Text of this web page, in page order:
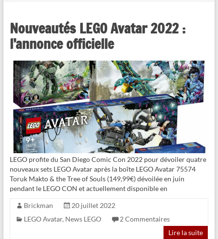
Nouveautés LEGO Avatar 2022 :
l’annonce officielle
LEGO profite du San Diego Comic Con 2022 pour dévoiler quatre
nouveaux sets LEGO Avatar après la boîte LEGO Avatar 75574
Toruk Makto & the Tree of Souls (149,99€) dévoilée en juin
pendant le LEGO CON et actuellement disponible en
Brickman
20 juillet 2022
LEGO Avatar, News LEGO
2 Commentaires
Lire la suite